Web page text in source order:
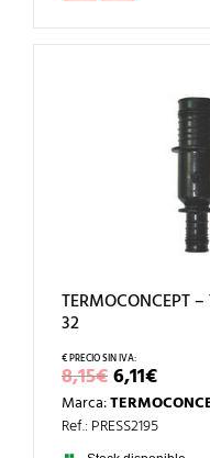
TERMOCONCEPT
32
8,15€EL
PRECIO
ERA:
8,15€.
6,11€EL
ES:6,11€.
Marca:
Ref.: PRESS2195